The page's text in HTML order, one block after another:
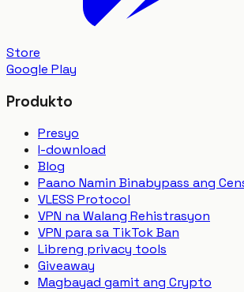
Store
Google Play
Produkto
Presyo
I-download
Blog
Paano Namin Binabypass ang
VLESS Protocol
VPN na Walang Rehistrasyon
VPN para sa TikTok Ban
Libreng privacy tools
Giveaway
Magbayad gamit ang Crypto